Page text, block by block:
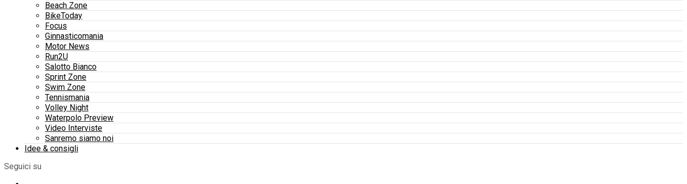
Beach Zone
BikeToday
Focus
Ginnasticomania
Motor News
Run2U
Salotto Bianco
Sprint Zone
Swim Zone
Tennismania
Volley Night
Waterpolo Preview
Video Interviste
Sanremo siamo noi
Idee & consigli
Seguici su